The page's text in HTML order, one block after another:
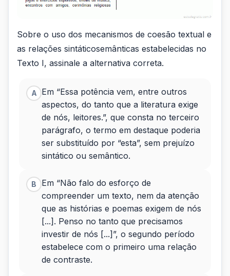
Sobre o uso dos mecanismos de coesão textual e
as relações sintáticosemânticas estabelecidas no
Texto I, assinale a alternativa correta.
A
Em “Essa potência vem, entre outros
aspectos, do tanto que a literatura exige
de nós, leitores.”, que consta no terceiro
parágrafo, o termo em destaque poderia
ser substituído por “esta”, sem prejuízo
sintático ou semântico.
B
Em “Não falo do esforço de
compreender um texto, nem da atenção
que as histórias e poemas exigem de nós
[...]. Penso no tanto que precisamos
investir de nós [...]”, o segundo período
estabelece com o primeiro uma relação
de contraste.